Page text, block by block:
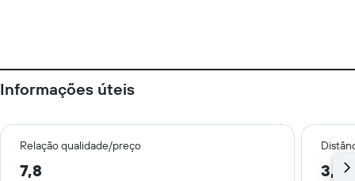
Informações úteis
Relação qualidade/preço
7,8 3,1